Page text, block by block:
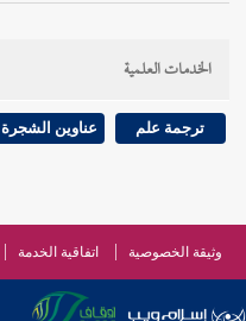
الخدمات العلمية
ترجمة علم عناوين الشجرة
وثيقة الخصوصية اتفاقية الخدمة